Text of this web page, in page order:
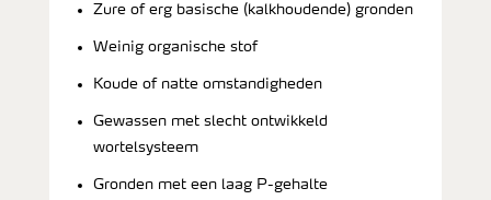
Zure of erg basische (kalkhoudende) gronden
Weinig organische stof
Koude of natte omstandigheden
Gewassen met slecht ontwikkeld
wortelsysteem
Gronden met een laag P-gehalte